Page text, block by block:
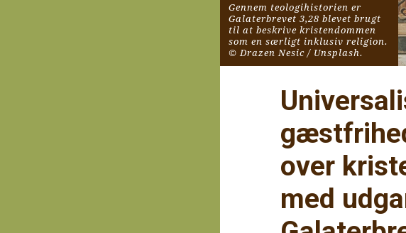
Gennem teologihistorien er
Galaterbrevet 3,28 blevet brugt
til at beskrive kristendommen
som en særligt inklusiv religion.
© Drazen Nesic / Unsplash.
over
med